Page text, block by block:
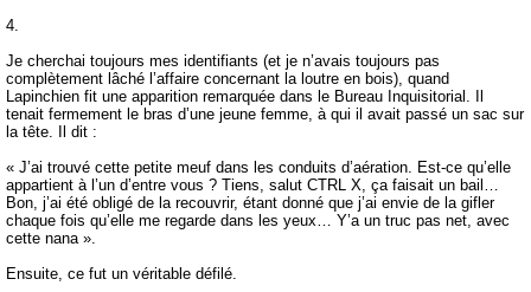
4.
Je cherchai toujours mes identifiants (et je n’avais toujours pas
complètement lâché l’affaire concernant la loutre en bois), quand
Lapinchien fit une apparition remarquée dans le Bureau Inquisitorial. Il
tenait fermement le bras d’une jeune femme, à qui il avait passé un sac sur
la tête. Il dit :
« J’ai trouvé cette petite meuf dans les conduits d’aération. Est-ce qu’elle
appartient à l’un d’entre vous ? Tiens, salut CTRL X, ça faisait un bail…
Bon, j’ai été obligé de la recouvrir, étant donné que j’ai envie de la gifler
chaque fois qu’elle me regarde dans les yeux… Y’a un truc pas net, avec
cette nana ».
Ensuite, ce fut un véritable défilé.